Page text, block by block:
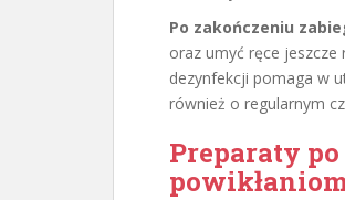
Po zakończeniu
oraz umyć ręce
dezynfekcji pomaga w
również o regularnym
Preparaty